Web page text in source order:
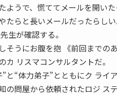
ようで、慌ててメールを開いた
たらと長いメールだったらし
生が確認する。
そうにお腹を抱 《前回までの
カ リスマコンサルタントだ。
と“体力弟子”とともにク ライ
の問屋から依頼されたロジ ス